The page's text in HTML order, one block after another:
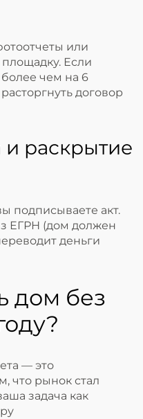
или
Если
чем на 6
договор
раскрытие
подписываете акт.
ЕГРН (дом должен
деньги
дом без
— это
что рынок стал
задача как